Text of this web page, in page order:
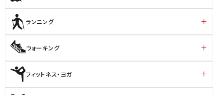
ランニング
ウォーキング
フィットネス・ヨガ